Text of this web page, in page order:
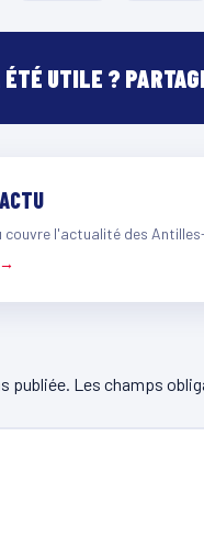
UTILE ?
couvre l'actualité des
publiée. Les champs